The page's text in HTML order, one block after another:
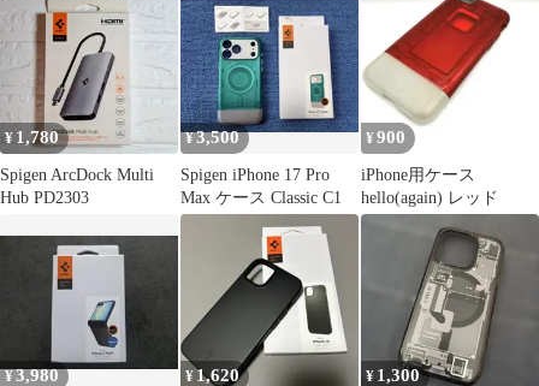
¥ 1,780
Spigen ArcDock Multi
Hub PD2303
¥3,500
Spigen iPhone 17 Pro
Max ケース Classic C1
¥ 900
iPhone用ケース
hello(again) レッド
¥3,980 ¥1,620 ¥ 1,300